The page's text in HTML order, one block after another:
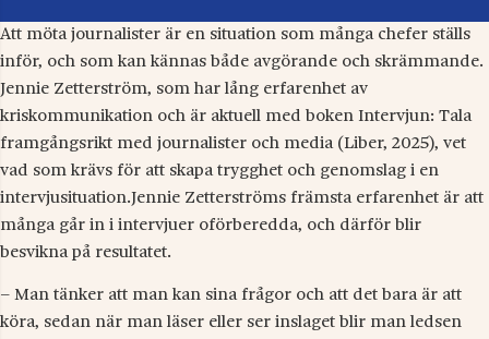
Att möta journalister är en situation som många chefer ställs
inför, och som kan kännas både avgörande och skrämmande.
Jennie Zetterström, som har lång erfarenhet av
kriskommunikation och är aktuell med boken Intervjun: Tala
framgångsrikt med journalister och media (Liber, 2025), vet
vad som krävs för att skapa trygghet och genomslag i en
intervjusituation.Jennie Zetterströms främsta erfarenhet är att
många går in i intervjuer oförberedda, och därför blir
besvikna på resultatet.
– Man tänker att man kan sina frågor och att det bara är att
köra, sedan när man läser eller ser inslaget blir man ledsen